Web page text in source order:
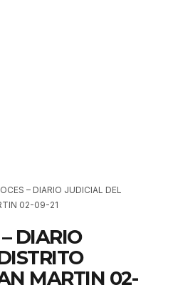
– DIARIO JUDICIAL DEL
02-09-21
DIARIO
MARTIN 02-